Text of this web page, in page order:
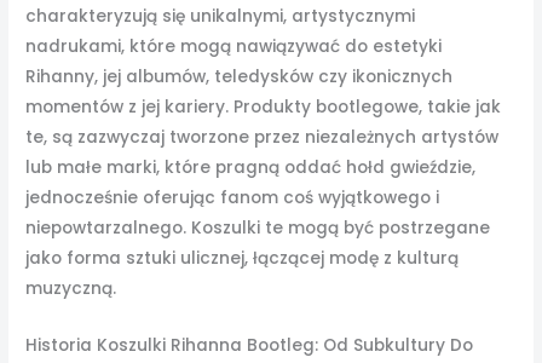
charakteryzują się unikalnymi, artystycznymi
nadrukami, które mogą nawiązywać do estetyki
Rihanny, jej albumów, teledysków czy ikonicznych
momentów z jej kariery. Produkty bootlegowe, takie jak
te, są zazwyczaj tworzone przez niezależnych artystów
lub małe marki, które pragną oddać hołd gwieździe,
jednocześnie oferując fanom coś wyjątkowego i
niepowtarzalnego. Koszulki te mogą być postrzegane
jako forma sztuki ulicznej, łączącej modę z kulturą
muzyczną.
Historia Koszulki Rihanna Bootleg: Od Subkultury Do